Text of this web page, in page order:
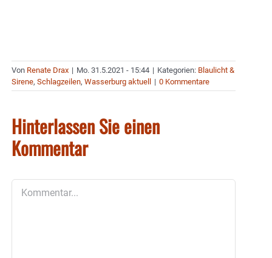
Von Renate Drax | Mo. 31.5.2021 - 15:44 | Kategorien: Blaulicht &
Sirene, Schlagzeilen, Wasserburg aktuell | 0 Kommentare
Hinterlassen Sie einen
Kommentar